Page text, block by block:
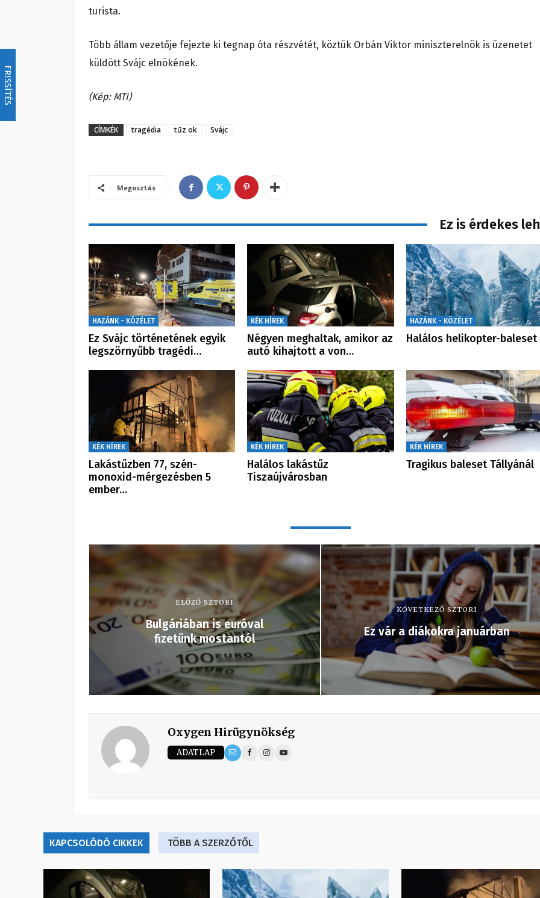
FRISSÍTÉS
turista.
Több állam vezetője fejezte ki tegnap óta részvétét, köztük Orbán Viktor miniszterelnök is üzenetet
küldött Svájc elnökének.
(Kép: MTI)
CÍMKÉK tragédia tűz ok Svájc
Megosztás
Ez is érdekes
HAZÁNK - KÖZÉLET
Ez Svájc történetének egyik
legszörnyűbb tragédi…
KÉK HÍREK
Négyen meghaltak, amikor az
autó kihajtott a von…
HAZÁNK - KÖZÉLET
Halálos helikopter-baleset
KÉK HÍREK
Lakástűzben 77, szén-
monoxid-mérgezésben 5
ember…
KÉK HÍREK
Halálos lakástűz
Tiszaújvárosban
KÉK HÍREK
Tragikus baleset Tállyánál
ELŐZŐ SZTORI
Bulgáriában is euróval
fizetünk mostantól
KÖVETKEZŐ SZTORI
Ez vár a diákokra januárban
Oxygen Hirügynökség
ADATLAP
KAPCSOLÓDÓ CIKKEK TÖBB A SZERZŐTŐL